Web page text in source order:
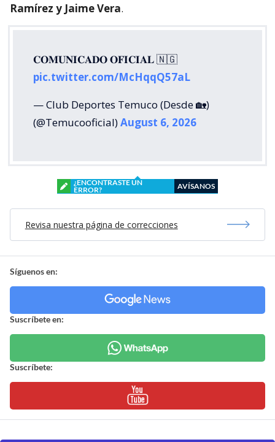
Ramírez y Jaime Vera.
𝐂𝐎𝐌𝐔𝐍𝐈𝐂𝐀𝐃𝐎 𝐎𝐅𝐈𝐂𝐈𝐀𝐋 🇳🇬
pic.twitter.com/McHqqQ57aL
— Club Deportes Temuco (Desde 🏡)
(@Temucooficial)August 6, 2026
¿ENCONTRASTE UN
ERROR?
AVÍSANOS
Revisa nuestra página de correcciones
Síguenos en:
Suscríbete en:
Suscríbete: